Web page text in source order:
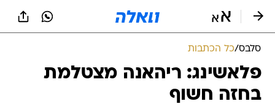
סלבס/כל הכתבות
פלאשינג: ריהאנה מצטלמת
בחזה חשוף